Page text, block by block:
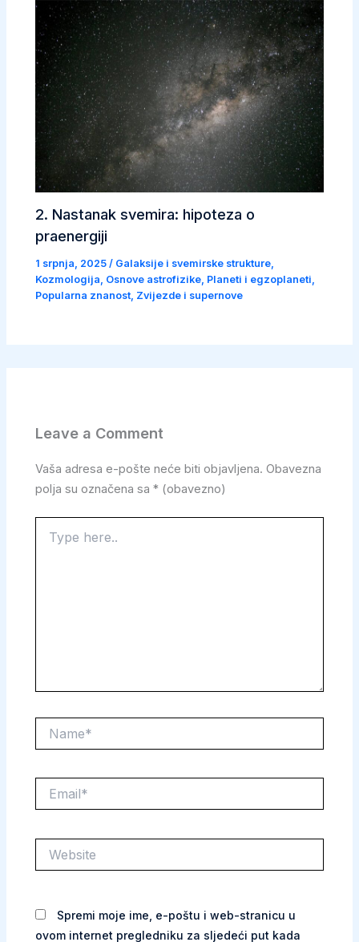
2. Nastanak svemira: hipoteza o
praenergiji
1 srpnja, 2025/ Galaksije i svemirske strukture,
Kozmologija, Osnove astrofizike, Planeti i egzoplaneti,
Popularna znanost, Zvijezde i supernove
Leave a Comment
Vaša adresa e-pošte neće biti objavljena. Obavezna
polja su označena sa* (obavezno)
here..
Spremi moje ime, e-poštu i web-stranicu u
ovom internet pregledniku za sljedeći put kada